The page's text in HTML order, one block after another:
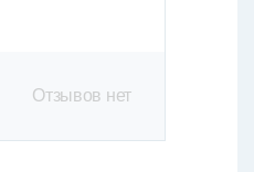
Отзывов нет